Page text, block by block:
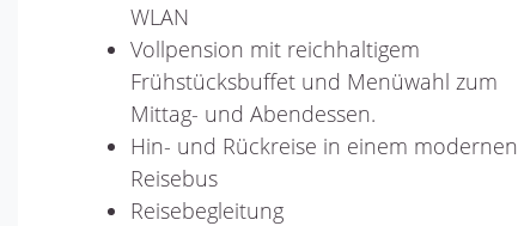
WLAN
Vollpension mit reichhaltigem
Frühstücksbuffet und Menüwahl zum
Mittag- und Abendessen.
Hin- und Rückreise in einem modernen
Reisebus
Reisebegleitung